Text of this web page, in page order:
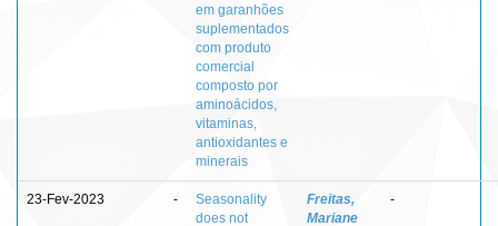
em garanhões
suplementados
com produto
comercial
composto por
aminoácidos,
vitaminas,
antioxidantes e
minerais
23-Fev-2023 -
Seasonality
does not
Freitas,
Mariane
-